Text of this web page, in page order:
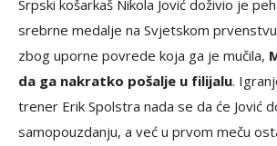
Srpski košarkaš Nikola Jović doživio je
srebrne medalje na Svjetskom prvenstvu
zbog uporne povrede koja ga je mučila,
da ga nakratko pošalje u filijalu.
trener Erik Spolstra nada se da će Jović
samopouzdanju, a već u prvom meču